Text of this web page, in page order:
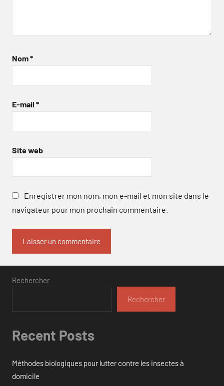
Nom*
E-mail *
Site web
Enregistrer mon nom, mon e-mail et mon site dans le
navigateur pour mon prochain commentaire.
Rechercher
Rechercher
Recent Posts
Méthodes biologiques pour lutter contre les insectes à
domicile